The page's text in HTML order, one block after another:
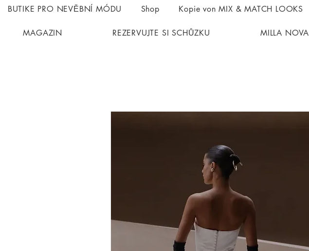
BUTIKE PRO NEVĚBNÍ MÓDU Shop Kopie von MIX & MATCH LOOKS
MAGAZIN REZERVUJTE SI SCHŮZKU MILLA NOVA